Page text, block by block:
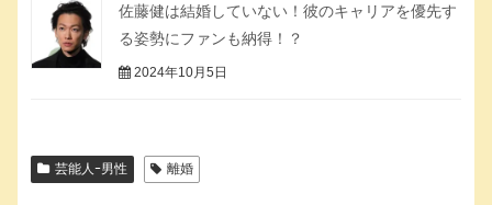
佐藤健は結婚していない！彼のキャリアを優先す
る姿勢にファンも納得！？
2024年10月5日
芸能人ｰ男性 離婚